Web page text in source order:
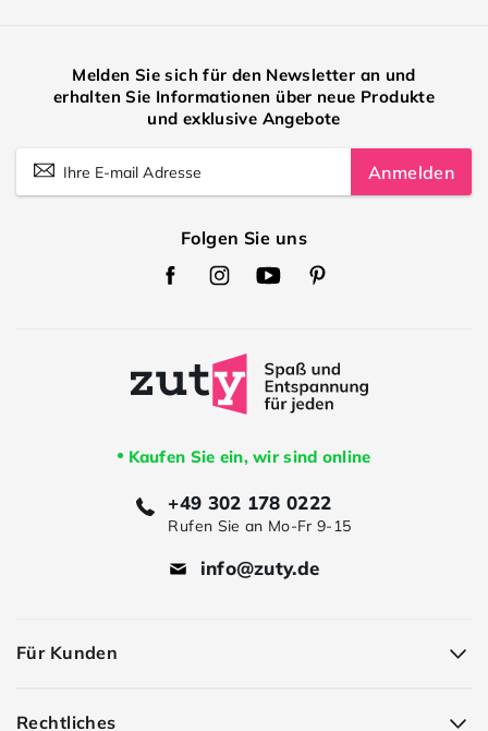
Melden Sie sich für den Newsletter an und
erhalten Sie Informationen über neue Produkte
und exklusive Angebote
Anmelden
Folgen Sie uns
Zuty
Facebook
Zuty
Instagram
Zuty
Youtube
Zuty
Pinterest
Kaufen Sie ein, wir sind online
+49 302 178 0222
Rufen Sie an Mo-Fr 9-15
info@zuty.de
Für Kunden
Rechtliches